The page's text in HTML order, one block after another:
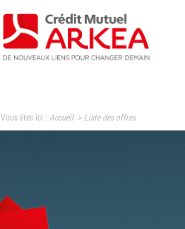
Vous êtes ici : Accueil Liste des offres